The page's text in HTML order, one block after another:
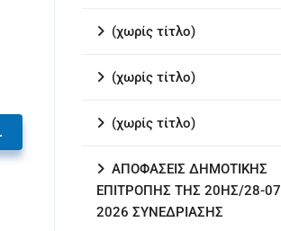
(χωρίς τίτλο)
(χωρίς τίτλο)
(χωρίς τίτλο)
ΑΠΟΦΑΣΕΙΣ ΔΗΜΟΤΙΚΗΣ
ΕΠΙΤΡΟΠΗΣ ΤΗΣ 20ΗΣ/28-
2026 ΣΥΝΕΔΡΙΑΣΗΣ